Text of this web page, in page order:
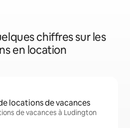
chiffres sur les
en location
locations de vacances
de vacances à Ludington